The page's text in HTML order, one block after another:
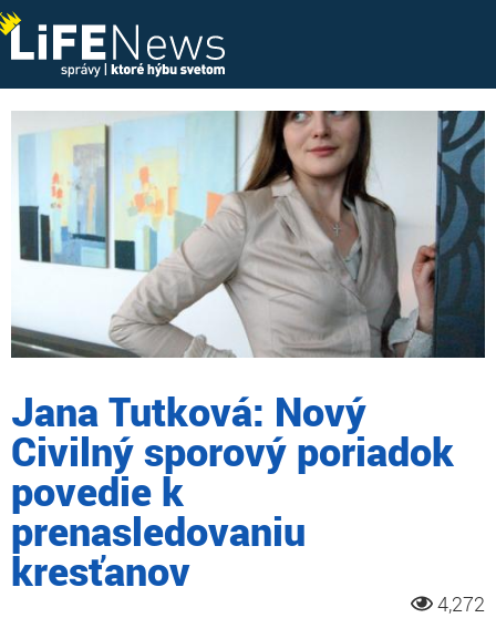
Jana Tutková: Nový
Civilný sporový poriadok
povedie k
prenasledovaniu
kresťanov
4,272